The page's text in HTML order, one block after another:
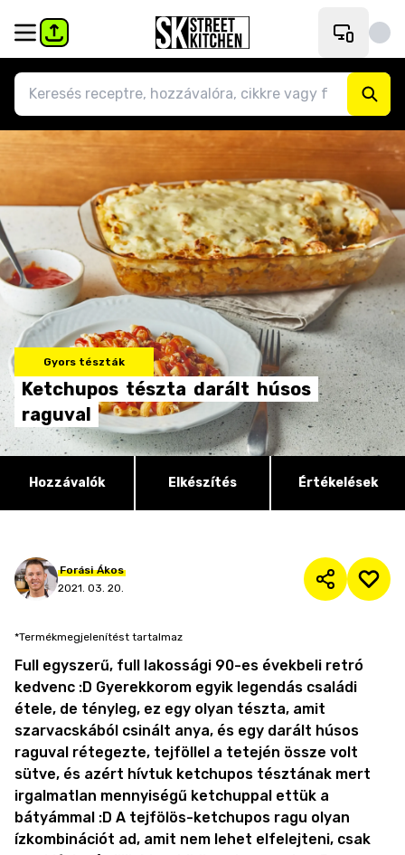
Gyors tészták
Ketchupos tészta darált húsos
raguval
Hozzávalók Elkészítés Értékelések
Forási Ákos
2021. 03. 20.
*Termékmegjelenítést tartalmaz
Full egyszerű, full lakossági 90-es évekbeli retró
kedvenc :D Gyerekkorom egyik legendás családi
étele, de tényleg, ez egy olyan tészta, amit
szarvacskából csinált anya, és egy darált húsos
raguval rétegezte, tejföllel a tetején össze volt
sütve, és azért hívtuk ketchupos tésztának mert
irgalmatlan mennyiségű ketchuppal ettük a
bátyámmal :D A tejfölös-ketchupos ragu olyan
ízkombinációt ad, amit nem lehet elfelejteni, csak